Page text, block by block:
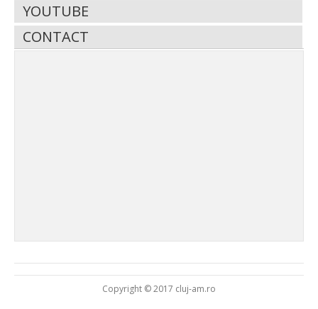
YOUTUBE
CONTACT
Copyright © 2017 cluj-am.ro